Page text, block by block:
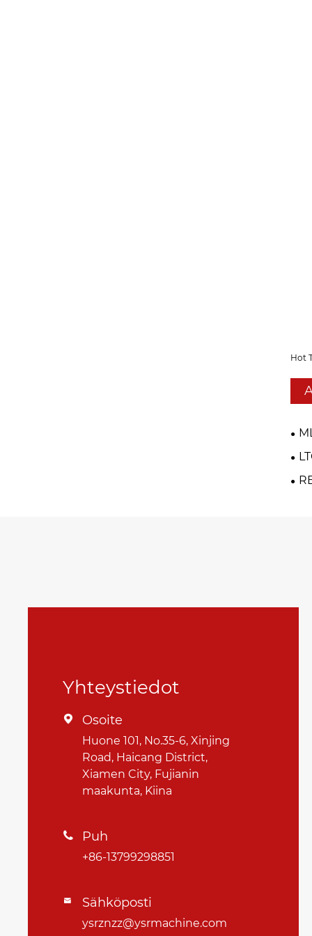
Hot
Yhteystiedot
 Osoite
Huone 101, No.35-6, Xinjing
Road, Haicang District,
Xiamen City, Fujianin
maakunta, Kiina
 Puh
+86-13799298851
 Sähköposti
ysrznzz@ysrmachine.com